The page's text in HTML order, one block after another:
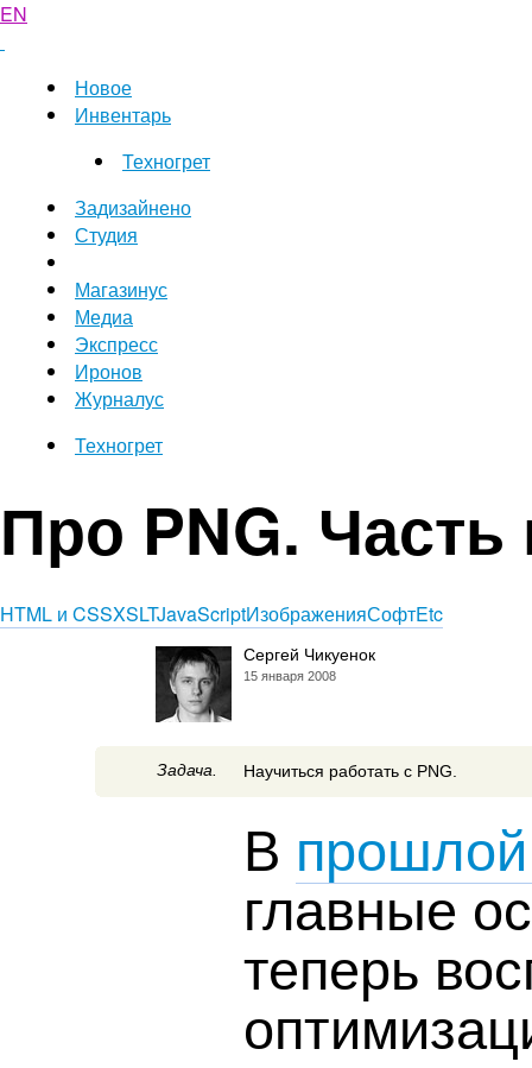
EN
Новое
Инвентарь
Техногрет
Задизайнено
Студия
Магазинус
Медиа
Экспресс
Иронов
Журналус
Техногрет
Про PNG. Часть
HTML и CSSXSLTJavaScriptИзображенияСофтEtc
Сергей Чикуенок
15 января 2008
Задача. Научиться работать с PNG.
В прошлой
главные
теперь